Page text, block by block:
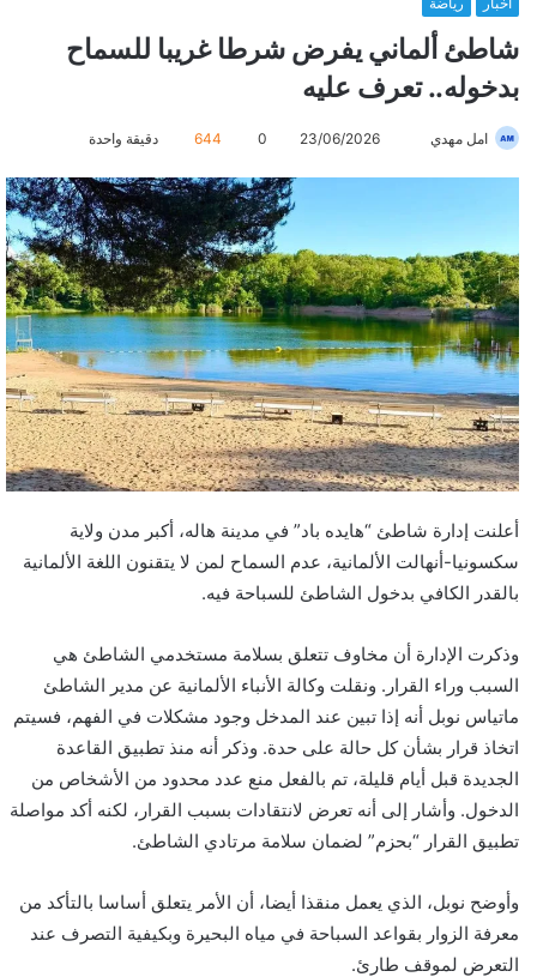
شاطئ ألماني يفرض شرطا غريبا للسماح
بدخوله.. تعرف عليه
امل مهدي
ب
ر
ي
د
ا
إ
ل
ك
ت
و
ن
ي
23/06/2026
0
644 دقيقة واحدة
أعلنت إدارة شاطئ “هايده باد” في مدينة هاله، أكبر مدن ولاية
سكسونيا-أنهالت الألمانية، عدم السماح لمن لا يتقنون اللغة الألمانية
بالقدر الكافي بدخول الشاطئ للسباحة فيه.
وذكرت الإدارة أن مخاوف تتعلق بسلامة مستخدمي الشاطئ هي
السبب وراء القرار. ونقلت وكالة الأنباء الألمانية عن مدير الشاطئ
ماتياس نوبل أنه إذا تبين عند المدخل وجود مشكلات في الفهم، فسيتم
اتخاذ قرار بشأن كل حالة على حدة. وذكر أنه منذ تطبيق القاعدة
الجديدة قبل أيام قليلة، تم بالفعل منع عدد محدود من الأشخاص من
الدخول. وأشار إلى أنه تعرض لانتقادات بسبب القرار، لكنه أكد مواصلة
تطبيق القرار “بحزم” لضمان سلامة مرتادي الشاطئ.
وأوضح نوبل، الذي يعمل منقذا أيضا، أن الأمر يتعلق أساسا بالتأكد من
معرفة الزوار بقواعد السباحة في مياه البحيرة وبكيفية التصرف عند
التعرض لموقف طارئ.